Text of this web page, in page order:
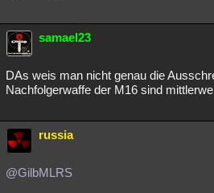
samael23
DAs weis man nicht genau die
Nachfolgerwaffe der M16 sind
russia
@GilbMLRS